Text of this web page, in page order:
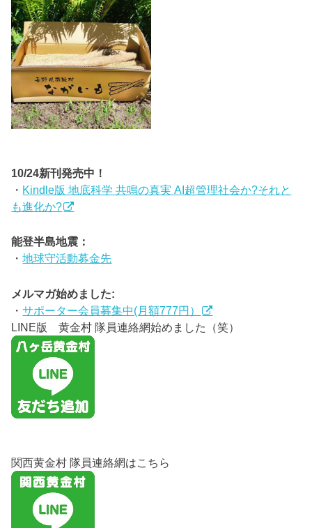
10/24新刊発売中！
・ Kindle版 地底科学 共鳴の真実 AI超管理社会か?それと
も進化か?
能登半島地震：
・地球守活動募金先
メルマガ始めました:
・サポーター会員募集中(月額777円）
LINE版 黄金村 隊員連絡網始めました（笑）
関西黄金村 隊員連絡網はこちら